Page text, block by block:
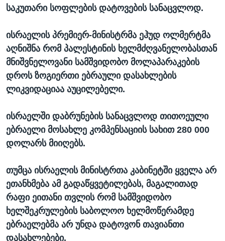
ᲮᲔᲓᲕᲐ ᲕᲐᲨᲘᲜᲒᲢᲝᲜᲘᲓᲐᲜ
ᲞᲝᲚᲘᲢᲘᲙᲐ
ᲯᲐᲜᲛᲠᲗᲔᲚᲝᲑᲐ
ᲛᲔᲪᲜᲘᲔᲠᲔᲑᲐ
ᲘᲜᲢᲔᲠᲕᲘᲣ
ᲒᲐᲚᲘᲚᲔᲝ
ᲓᲔᲖᲘᲜᲤᲝᲠᲛᲐᲪᲘᲐ
ᲠᲣᲡᲔᲗᲘᲡ ᲨᲔᲭᲠᲐ ᲣᲙᲠᲐᲘᲜᲐᲨᲘ
Learning English
ᲗᲕᲐᲚᲘ ᲒᲕᲐᲓᲔᲕᲜᲔᲗ
საკუთარი სოფლების დატოვების სანაცვლოდ.
ისრაელის პრემიერ-მინისტრმა ეჰუდ ოლმერტმა
აღნიშნა რომ პალესტინის ხელმძღვანელობასთან
მნიშვნელოვანი სამშვიდობო მოლაპარაკების
დროს ზოგიერთი ებრაული დასახლების
ლიკვიდაციაა აუცილებელი.
ისრაელში დაბრუნების სანაცვლოდ თითოეული
ებრაელი მოსახლე კომპენსაციის სახით 280 000
დოლარს მიიღებს.
თუმცა ისრაელის მინისტრთა კაბინეტში ყველა არ
ეთანხმება ამ გადაწყვეტილებას, მაგალითად
რაფი ეითანი თვლის რომ სამშვიდობო
ხელშეკრულების საბოლოო ხელმოწერამდე
ებრაელებმა არ უნდა დატოვონ თავიანთი
დასახლებები.